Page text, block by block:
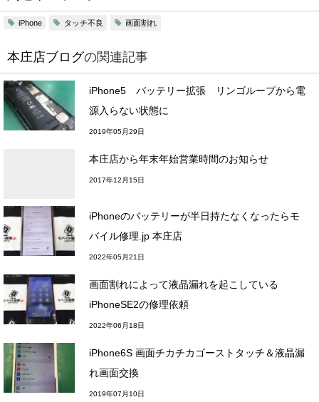
iPhone タッチ不良 画面割れ
本庄店ブログの関連記事
iPhone5 バッテリー拡張 リンゴループから電
源入らない状態に
2019年05月29日
本庄店から年末年始営業時間のお知らせ
2017年12月15日
iPhoneのバッテリーが半日持たなくなったらモ
バイル修理.jp 本庄店
2022年05月21日
画面割れによって液晶漏れを起こしている
iPhoneSE2の修理依頼
2022年06月18日
iPhone6S 画面チカチカゴーストタッチ＆液晶漏
れ画面交換
2019年07月10日